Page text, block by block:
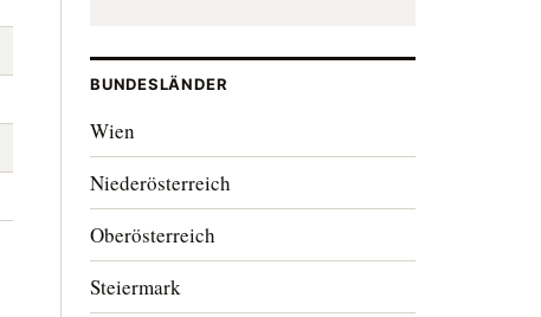
BUNDESLÄNDER
Wien
Niederösterreich
Oberösterreich
Steiermark